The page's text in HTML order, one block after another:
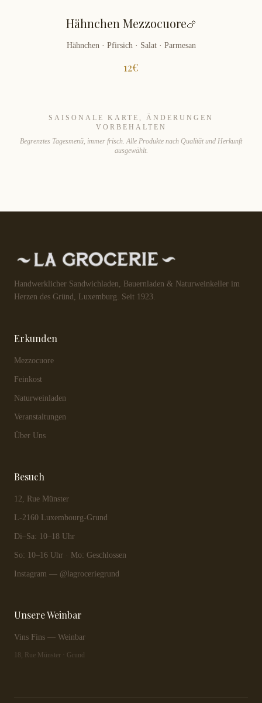
Hähnchen Mezzocuore🍗
Hähnchen · Pfirsich · Salat · Parmesan
12€
SAISONALE KARTE, ÄNDERUNGEN
VORBEHALTEN
Begrenztes Tagesmenü, immer frisch. Alle Produkte nach Qualität und Herkunft
ausgewählt.
Handwerklicher Sandwichladen, Bauernladen & Naturweinkeller im
Herzen des Gründ, Luxemburg. Seit 1923.
Erkunden
Mezzocuore
Feinkost
Naturweinladen
Veranstaltungen
Über Uns
Besuch
12, Rue Münster
L-2160 Luxembourg-Grund
Di–Sa: 10–18 Uhr
So: 10–16 Uhr · Mo: Geschlossen
Instagram — @lagroceriegrund
Unsere Weinbar
Vins Fins — Weinbar
18, Rue Münster · Grund